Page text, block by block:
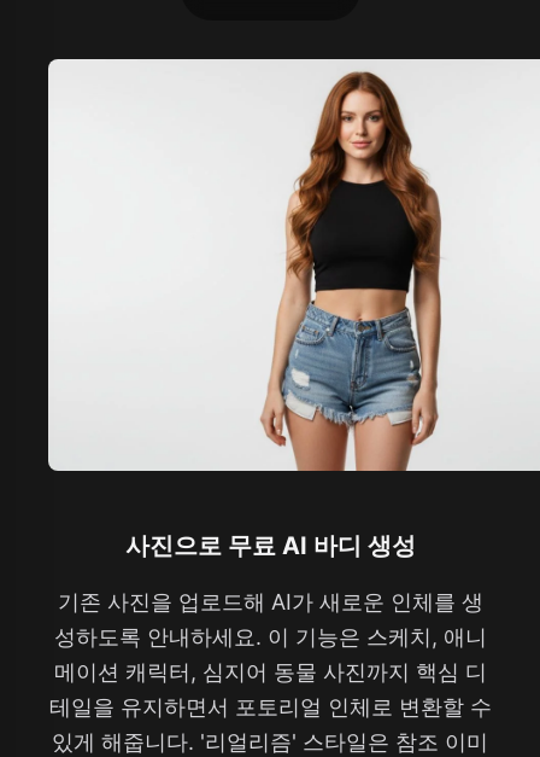
사진으로 무료 AI 바디 생성
기존 사진을 업로드해 AI가 새로운 인체를 생
성하도록 안내하세요. 이 기능은 스케치, 애니
메이션 캐릭터, 심지어 동물 사진까지 핵심 디
테일을 유지하면서 포토리얼 인체로 변환할 수
있게 해줍니다. '리얼리즘' 스타일은 참조 이미